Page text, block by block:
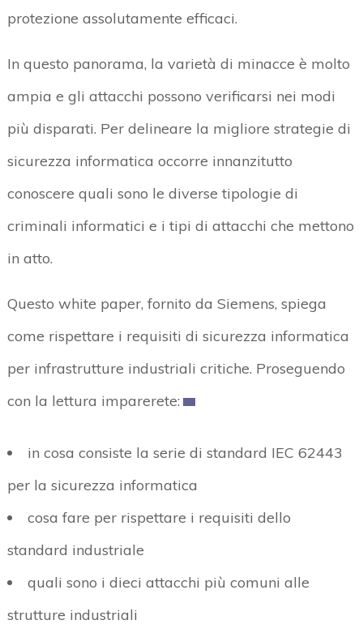
protezione assolutamente efficaci.
In questo panorama, la varietà di minacce è molto
ampia e gli attacchi possono verificarsi nei modi
più disparati. Per delineare la migliore strategie di
sicurezza informatica occorre innanzitutto
conoscere quali sono le diverse tipologie di
criminali informatici e i tipi di attacchi che mettono
in atto.
Questo white paper, fornito da Siemens, spiega
come rispettare i requisiti di sicurezza informatica
per infrastrutture industriali critiche. Proseguendo
con la lettura imparerete:
in cosa consiste la serie di standard IEC 62443
per la sicurezza informatica
cosa fare per rispettare i requisiti dello
standard industriale
quali sono i dieci attacchi più comuni alle
strutture industriali